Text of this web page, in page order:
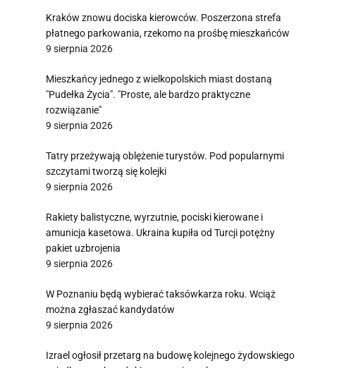
Kraków znowu dociska kierowców. Poszerzona strefa
płatnego parkowania, rzekomo na prośbę mieszkańców
9 sierpnia 2026
Mieszkańcy jednego z wielkopolskich miast dostaną
"Pudełka Życia". "Proste, ale bardzo praktyczne
rozwiązanie"
9 sierpnia 2026
Tatry przeżywają oblężenie turystów. Pod popularnymi
szczytami tworzą się kolejki
9 sierpnia 2026
Rakiety balistyczne, wyrzutnie, pociski kierowane i
amunicja kasetowa. Ukraina kupiła od Turcji potężny
pakiet uzbrojenia
9 sierpnia 2026
W Poznaniu będą wybierać taksówkarza roku. Wciąż
można zgłaszać kandydatów
9 sierpnia 2026
Izrael ogłosił przetarg na budowę kolejnego żydowskiego